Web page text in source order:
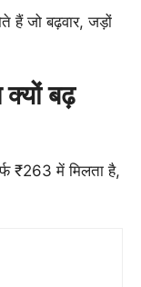
हैं जो बढ़वार, जड़ों
बढ़
₹263 में मिलता है,